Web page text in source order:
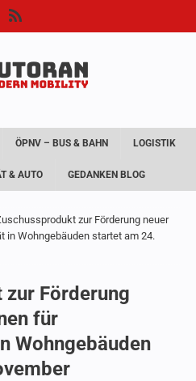
ÖPNV – BUS & BAHN LOGISTIK
& AUTO GEDANKEN BLOG
zur Förderung neuer
in Wohngebäuden startet am 24.
Förderung
für
Wohngebäuden